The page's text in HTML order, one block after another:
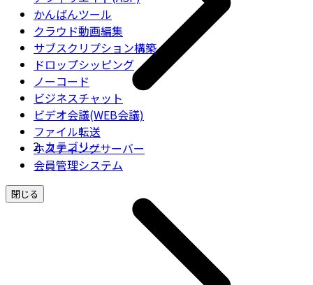
かんばんツール
クラウド動画編集
サブスクリプション構築
ドロップシッピング
ノーコード
ビジネスチャット
ビデオ会議(WEB会議)
ファイル転送
ホスティングサーバー
会員管理システム
閉じる
カテゴリー